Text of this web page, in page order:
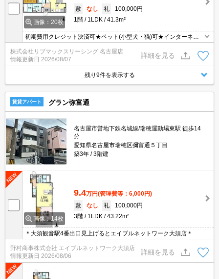
画像：20枚
敷 なし 礼
100,000円
1階
1LDK 41.3m²
初期費用クレジット決済可★ペット(小型犬・猫)可★インターネッ
トWiFi無料★追い炊き機能など設備充実の1LDK♪スーパーが徒歩圏
内にあって便利な立地です！
株式会社リブマックスリーシング 名古屋店
情報更新日 2026/08/07
詳細を見る
残り9件を表示する
賃貸アパート グラン弥富通
名古屋市営地下鉄名城線/瑞穂運動場東駅 徒歩14
分
愛知県名古屋市瑞穂区彌富通５丁目
築3年
3階建
画像：14枚
9.4万円(管理費等：6,000円)
敷
なし 礼
100,000円
3階
1LDK 43.22m²
＊大須観音駅4番出口見上げるとエイブルネットワーク大須店＊
野村商事株式会社 エイブルネットワーク大須店
情報更新日 2026/08/06
詳細を見る